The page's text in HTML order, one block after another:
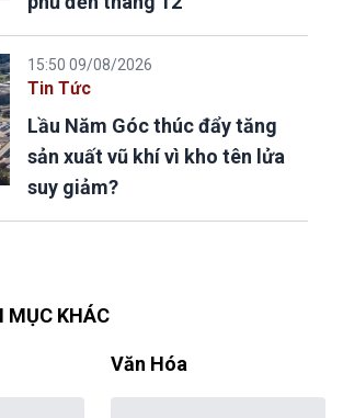
15:50 09/08/2026
Tin Tức
Lầu Năm Góc thúc đẩy tăng
sản xuất vũ khí vì kho tên lửa
suy giảm?
MỤC KHÁC
Văn Hóa